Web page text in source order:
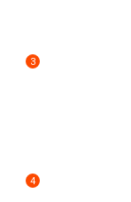
3
4